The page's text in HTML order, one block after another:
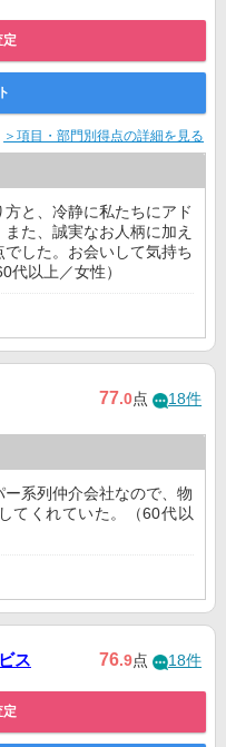
定
＞項目・部門別得点の詳細を見る
と、冷静に私たちにアド
た、誠実なお人柄に加え
した。お会いして気持ち
代以上／女性）
77.0点 18件
系列仲介会社なので、物
てくれていた。（60代以
ス 76.9点 18件
定